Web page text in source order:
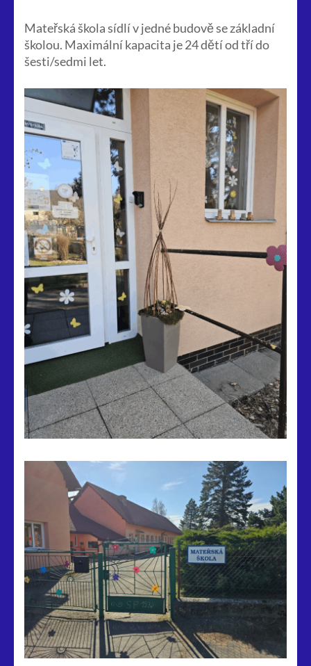
Mateřská škola sídlí v jedné budově se základní
školou. Maximální kapacita je 24 dětí od tří do
šesti/sedmi let.